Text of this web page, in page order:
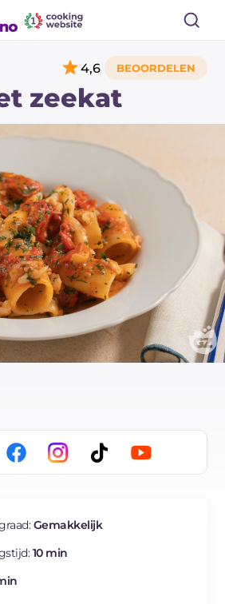
zeekat
4,6
Gemakkelijk
10 min